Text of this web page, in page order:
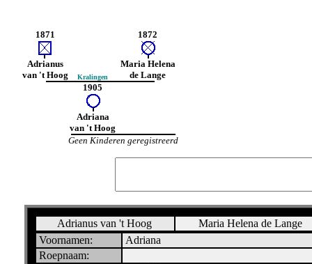
1871
Adrianus
van 't Hoog
Kralingen
1872
Maria Helena
de Lange
1905
Adriana
van 't Hoog
Geen Kinderen geregistreerd
Adrianus van 't Hoog
Maria Helena de Lange
Voornamen:
Adriana
Roepnaam: